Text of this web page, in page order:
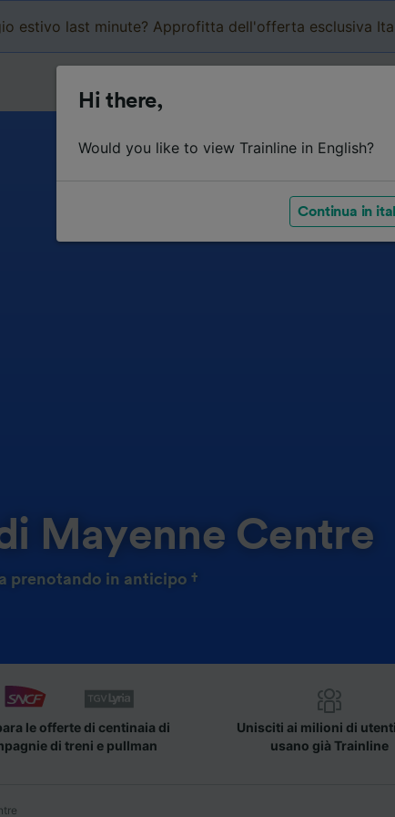
estivo last minute? Approfitta dell'offerta esclusiva
Mayenne Centre
prenotando in anticipo †
le offerte di centinaia di
di treni e pullman
Unisciti ai milioni di
usano già Trainline
Hi there,
Would you like to view Trainline in English?
Continua in